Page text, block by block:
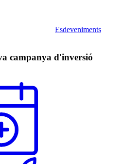
Esdeveniments
campanya d'inversió